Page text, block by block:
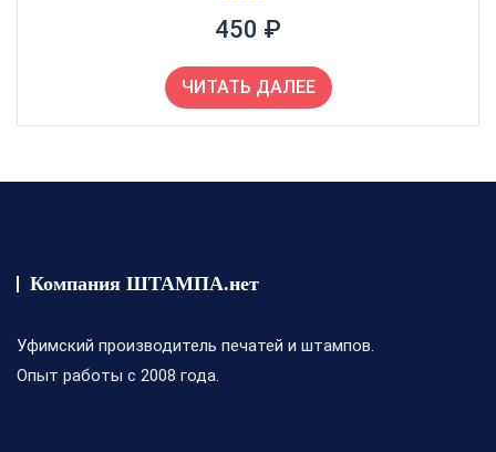
ц
е
к
а
0
и
450 ₽
ЧИТАТЬ ДАЛЕЕ
Компания ШТАМПА.нет
Уфимский производитель печатей и штампов.
Опыт работы с 2008 года.